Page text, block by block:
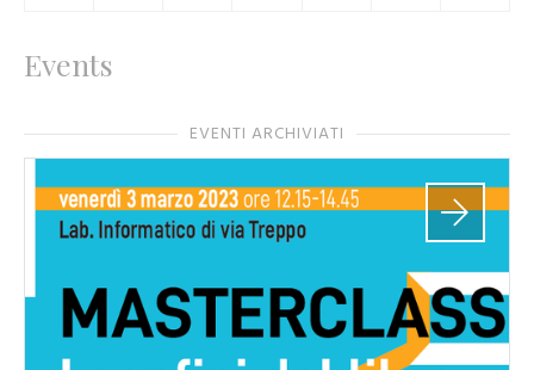
Events
EVENTI ARCHIVIATI